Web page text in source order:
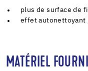
plus de surface de
effet autonettoyant
MATÉRIEL FOURNI